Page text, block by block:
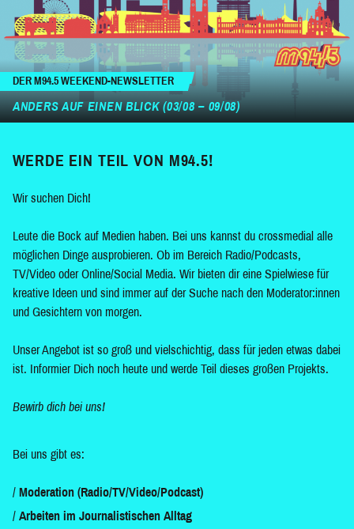
DER M94.5 WEEKEND-NEWSLETTER
ANDERS AUF EINEN BLICK (03/08 – 09/08)
WERDE EIN TEIL VON M94.5!
Wir suchen Dich!
Leute die Bock auf Medien haben. Bei uns kannst du crossmedial alle
möglichen Dinge ausprobieren. Ob im Bereich Radio/Podcasts,
TV/Video oder Online/Social Media. Wir bieten dir eine Spielwiese für
kreative Ideen und sind immer auf der Suche nach den Moderator:innen
und Gesichtern von morgen.
Unser Angebot ist so groß und vielschichtig, dass für jeden etwas dabei
ist. Informier Dich noch heute und werde Teil dieses großen Projekts.
Bewirb dich bei uns!
Bei uns gibt es:
Moderation (Radio/TV/Video/Podcast)
Arbeiten im Journalistischen Alltag